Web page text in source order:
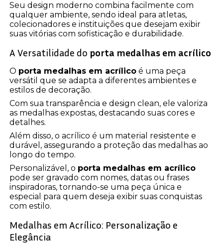
Seu design moderno combina facilmente com
qualquer ambiente, sendo ideal para atletas,
colecionadores e instituições que desejam exibir
suas vitórias com sofisticação e durabilidade.
A Versatilidade do porta medalhas em acrílico
O porta medalhas em acrílico é uma peça
versátil que se adapta a diferentes ambientes e
estilos de decoração.
Com sua transparência e design clean, ele valoriza
as medalhas expostas, destacando suas cores e
detalhes.
Além disso, o acrílico é um material resistente e
durável, assegurando a proteção das medalhas ao
longo do tempo.
Personalizável, o porta medalhas em acrílico
pode ser gravado com nomes, datas ou frases
inspiradoras, tornando-se uma peça única e
especial para quem deseja exibir suas conquistas
com estilo.
Medalhas em Acrílico: Personalização e
Elegância